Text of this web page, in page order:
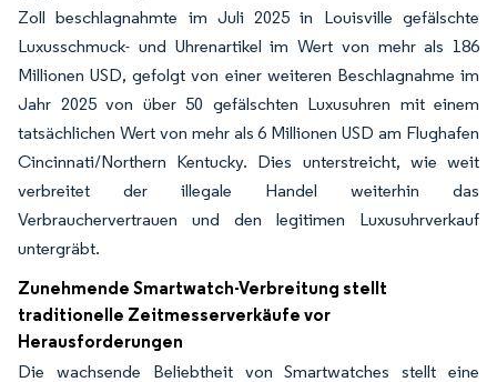
Zoll beschlagnahmte im Juli 2025 in Louisville gefälschte
Luxusschmuck- und Uhrenartikel im Wert von mehr als 186
Millionen USD, gefolgt von einer weiteren Beschlagnahme im
Jahr 2025 von über 50 gefälschten Luxusuhren mit einem
tatsächlichen Wert von mehr als 6 Millionen USD am Flughafen
Cincinnati/Northern Kentucky. Dies unterstreicht, wie weit
verbreitet der illegale Handel weiterhin das
Verbrauchervertrauen und den legitimen Luxusuhrverkauf
untergräbt.
Zunehmende Smartwatch-Verbreitung stellt
traditionelle Zeitmesserverkäufe vor
Herausforderungen
Die wachsende Beliebtheit von Smartwatches stellt eine